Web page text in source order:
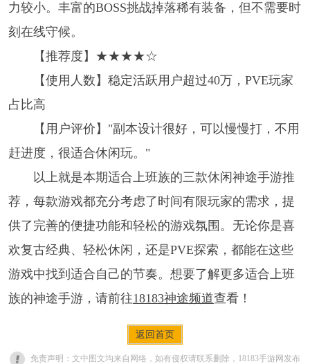
力较小。丰富的BOSS挑战掉落稀有装备，但不需要时
刻在线守候。
【推荐度】★★★★☆
【使用人数】稳定活跃用户超过40万，PVE玩家
占比高
【用户评价】"副本设计很好，可以慢慢打，不用
赶进度，很适合休闲玩。"
以上就是本期适合上班族的三款休闲神途手游推
荐，每款游戏都充分考虑了时间有限玩家的需求，提
供了完善的便捷功能和轻松的游戏氛围。无论你是喜
欢复古经典、轻松休闲，还是PVE探索，都能在这些
游戏中找到适合自己的节奏。想要了解更多适合上班
族的神途手游，请前往18183神途频道查看！
返回首页
免责声明：文中图文均来自网络，如有侵权请联系删除，18183手游网发布